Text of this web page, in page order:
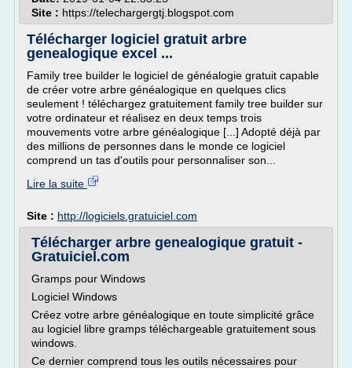
Site : https://telechargergtj.blogspot.com
Télécharger logiciel gratuit arbre
genealogique excel ...
Family tree builder le logiciel de généalogie gratuit capable
de créer votre arbre généalogique en quelques clics
seulement ! téléchargez gratuitement family tree builder sur
votre ordinateur et réalisez en deux temps trois
mouvements votre arbre généalogique [...] Adopté déjà par
des millions de personnes dans le monde ce logiciel
comprend un tas d'outils pour personnaliser son...
Lire la suite
Site : http://logiciels.gratuiciel.com
Télécharger arbre genealogique gratuit -
Gratuiciel.com
Gramps pour Windows
Logiciel Windows
Créez votre arbre généalogique en toute simplicité grâce
au logiciel libre gramps téléchargeable gratuitement sous
windows.
Ce dernier comprend tous les outils nécessaires pour